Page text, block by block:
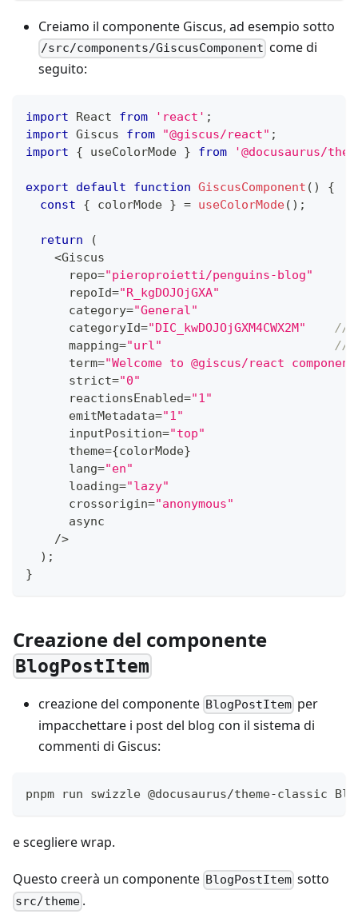
Creiamo il componente Giscus, ad esempio sotto
/src/components/GiscusComponent come di
seguito:
import React from 'react' ;
import Giscus from "@giscus/react" ;
import
{ useColorMode } from '@docusaurus/
export default function GiscusComponent ( )
{
const
{ colorMode } = useColorMode( ) ;
return
(
<Giscus
      repo
="pieroproietti/penguins-blog"
      repoId
="R_kgDOJOjGXA"
      category
="General"
      categoryId
="DIC_kwDOJOjGXM4CWX2M"
//
      mapping
="url"
//
      term
="Welcome to @giscus/react
      strict
="0"
      reactionsEnabled
="1"
      emitMetadata
="1"
      inputPosition
="top"
      theme
={colorMode}
      lang
="en"
      loading
="lazy"
      crossorigin
="anonymous"
      async
/>
) ;
}
Creazione del componente
BlogPostItem
creazione del componente BlogPostItem per
impacchettare i post del blog con il sistema di
commenti di Giscus:
pnpm run swizzle @docusaurus/theme-classic
e scegliere wrap.
Questo creerà un componente BlogPostItem sotto
src/theme .